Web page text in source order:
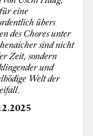
eine
übers
des Chores unter
sind nicht
Zeit, sondern
und
Welt der